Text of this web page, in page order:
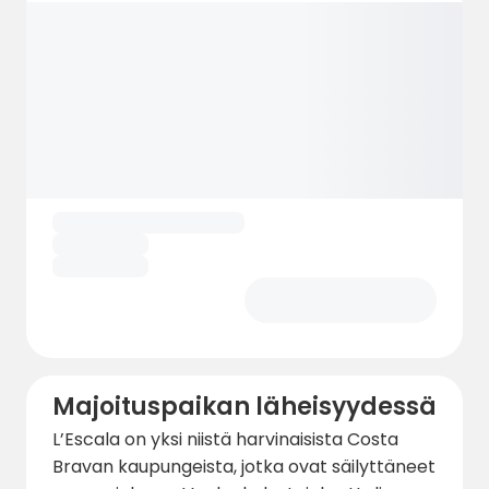
Majoituspaikan läheisyydessä
L’Escala on yksi niistä harvinaisista Costa
Bravan kaupungeista, jotka ovat säilyttäneet